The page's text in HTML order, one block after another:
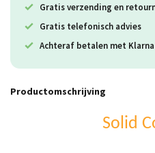
Gratis verzending en
Gratis telefonisch advies
Achteraf betalen met Klarna
Productomschrijving
Solid